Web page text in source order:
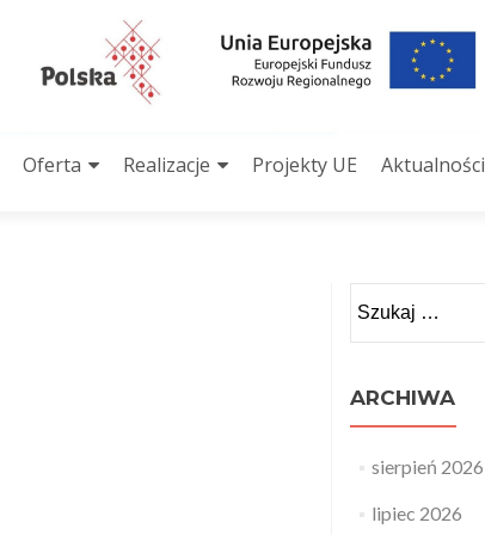
Oferta Realizacje Projekty UE Aktualności
ARCHIWA
sierpień 2026
lipiec 2026